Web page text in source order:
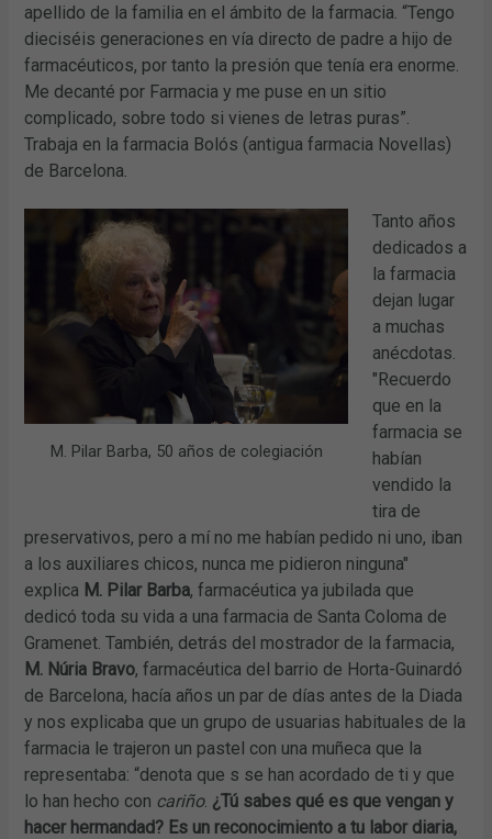
apellido de la familia en el ámbito de la farmacia. “Tengo
dieciséis generaciones en vía directo de padre a hijo de
farmacéuticos, por tanto la presión que tenía era enorme.
Me decanté por Farmacia y me puse en un sitio
complicado, sobre todo si vienes de letras puras”.
Trabaja en la farmacia Bolós (antigua farmacia Novellas)
de Barcelona.
M. Pilar Barba, 50 años de colegiación
Tanto años
dedicados a
la farmacia
dejan lugar
a muchas
anécdotas.
"Recuerdo
que en la
farmacia se
habían
vendido la
tira de
preservativos, pero a mí no me habían pedido ni uno, iban
a los auxiliares chicos, nunca me pidieron ninguna"
explica M. Pilar Barba, farmacéutica ya jubilada que
dedicó toda su vida a una farmacia de Santa Coloma de
Gramenet. También, detrás del mostrador de la farmacia,
M. Núria Bravo, farmacéutica del barrio de Horta-Guinardó
de Barcelona, hacía años un par de días antes de la Diada
y nos explicaba que un grupo de usuarias habituales de la
farmacia le trajeron un pastel con una muñeca que la
representaba: “denota que s se han acordado de ti y que
lo han hecho con cariño. ¿Tú sabes qué es que vengan y
hacer hermandad? Es un reconocimiento a tu labor diaria,